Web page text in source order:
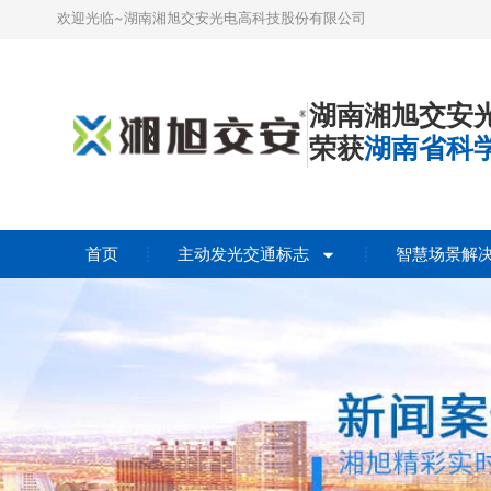
欢迎光临~湖南湘旭交安光电高科技股份有限公司
湖南湘旭交安
荣获湖南省科
首页 主动发光交通标志 智慧场景解